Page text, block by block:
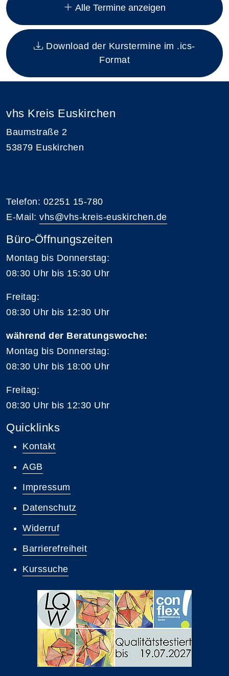
Alle Termine anzeigen
Download der Kurstermine im .ics-
Format
vhs Kreis Euskirchen
Baumstraße 2
53879 Euskirchen
Telefon: 02251 15-780
E-Mail: vhs@vhs-kreis-euskirchen.de
Büro-Öffnungszeiten
Montag bis Donnerstag:
08:30 Uhr bis 15:30 Uhr
Freitag:
08:30 Uhr bis 12:30 Uhr
während der Beratungswoche:
Montag bis Donnerstag:
08:30 Uhr bis 18:00 Uhr
Freitag:
08:30 Uhr bis 12:30 Uhr
Quicklinks
Kontakt
AGB
Impressum
Datenschutz
Widerruf
Barrierefreiheit
Kurssuche